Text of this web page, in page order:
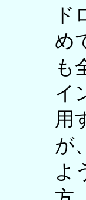
ド
め
も
イ
用
が
よ